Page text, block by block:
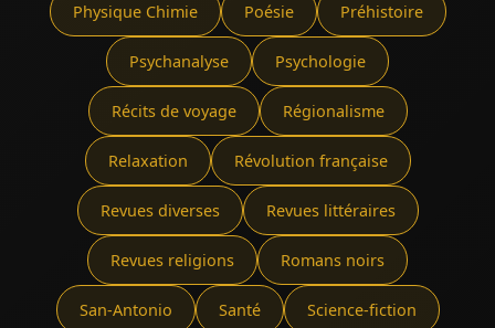
Physique Chimie Poésie Préhistoire
Psychanalyse Psychologie
Récits de voyage Régionalisme
Relaxation Révolution française
Revues diverses Revues littéraires
Revues religions Romans noirs
San-Antonio Santé Science-fiction